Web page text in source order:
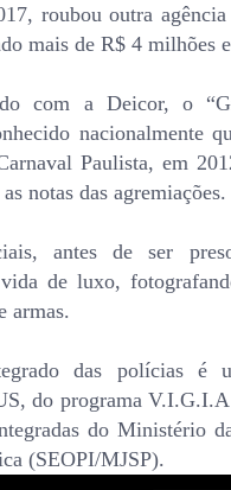
roubou outra
mais de R$ 4 milhões
com a Deicor, o
nacionalmente
Paulista, em
notas das agremiações.
antes de ser
de luxo,
armas.
das polícias é
do programa V.I.G.I.A
do Ministério
(SEOPI/MJSP).